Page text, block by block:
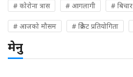
# कोरोना त्रास # आगलागी # बिचार
# आजको मौसम # क्रिकेट प्रतियोगिता
मेनु